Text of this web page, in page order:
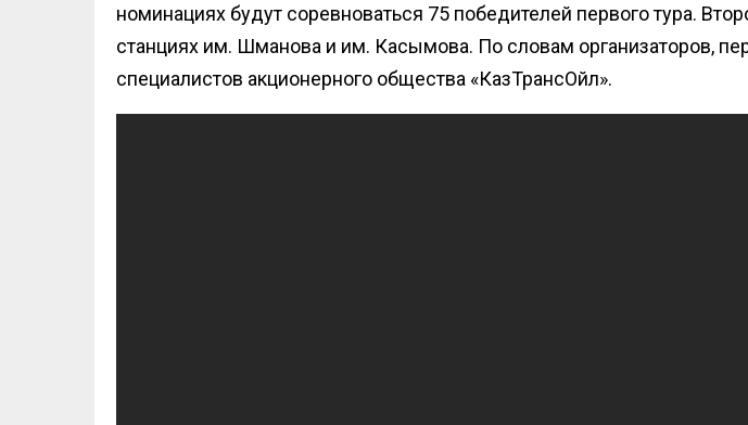
номинациях будут соревноваться 75 победителей первого тура.
станциях им. Шманова и им. Касымова. По словам организаторов,
специалистов акционерного общества «КазТрансОйл».